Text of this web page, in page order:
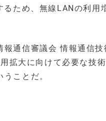
ため、無線LANの利
報通信審議会 情報通信
拡大に向けて必要な技
ことだ。